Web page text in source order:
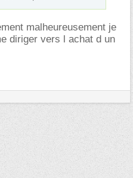
malheureusement je
diriger vers l achat d un